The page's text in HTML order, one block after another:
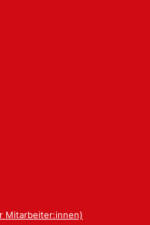
Mitarbeiter:innen)